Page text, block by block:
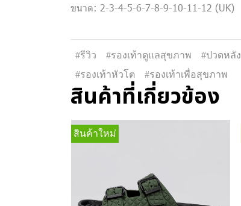
ขนาด: 2-3-4-5-6-7-8-9-10-11-12 (UK)
#รีวิว #รองเท้าดูแลสุขภาพ #ปวดหลัง
#รองเท้าหัวโต
#รองเท้าเพื่อสุขภาพ
สินค้าที่เกี่ยวข้อง
สินค้าใหม่